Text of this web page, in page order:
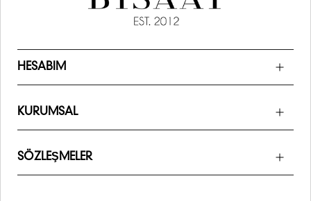
HESABIM
KURUMSAL
SÖZLEŞMELER